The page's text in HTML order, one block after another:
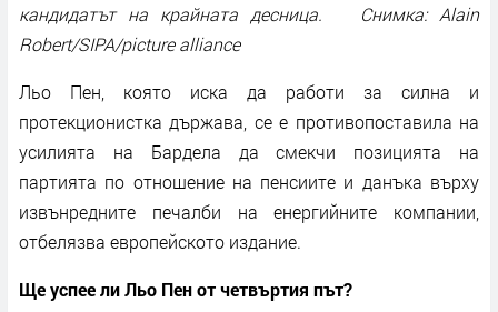
кандидатът на крайната десница. Снимка: Alain
Robert/SIPA/picture alliance
Льо Пен, която иска да работи за силна и
протекционистка държава, се е противопоставила на
усилията на Бардела да смекчи позицията на
партията по отношение на пенсиите и данъка върху
извънредните печалби на енергийните компании,
отбелязва европейското издание.
Ще успее ли Льо Пен от четвъртия път?